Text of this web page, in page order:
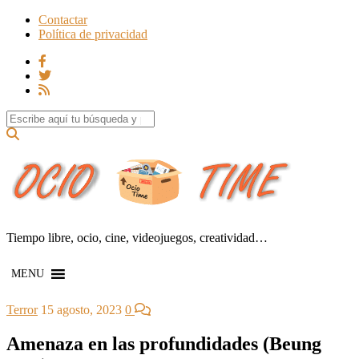
Contactar
Política de privacidad
Search for:
Tiempo libre, ocio, cine, videojuegos, creatividad…
MENU
Terror 15 agosto, 2023 0
Amenaza en las profundidades (Beung